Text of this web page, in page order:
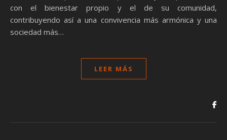
con el bienestar propio y el de su comunidad,
contribuyendo así a una convivencia más armónica y una
sociedad más…
LEER MÁS